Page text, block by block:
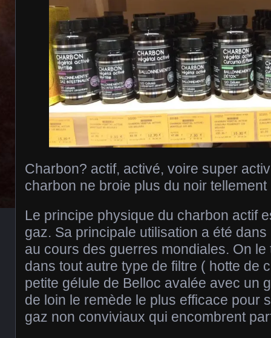
Charbon? actif, activé, voire super
charbon ne broie plus du noir
Le principe physique du charbon actif
gaz. Sa principale utilisation a été
au cours des guerres mondiales. On le
dans tout autre type de filtre ( hotte de
petite gélule de Belloc avalée avec un
de loin le remède le plus efficace pour
gaz non conviviaux qui encombrent